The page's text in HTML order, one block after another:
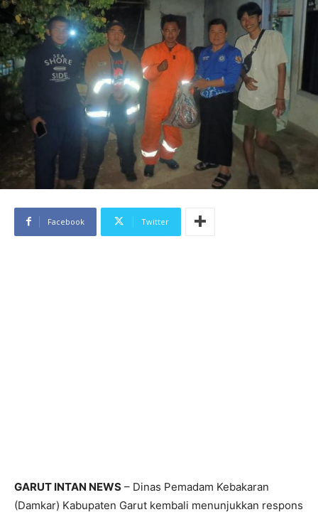
Facebook Twitter
GARUT INTAN NEWS – Dinas Pemadam Kebakaran
(Damkar) Kabupaten Garut kembali menunjukkan respons